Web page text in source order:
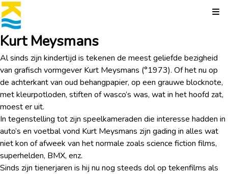
Kurt Meysmans
Al sinds zijn kindertijd is tekenen de meest geliefde bezigheid
van grafisch vormgever Kurt Meysmans (°1973). Of het nu op
de achterkant van oud behangpapier, op een grauwe blocknote,
met kleurpotloden, stiften of wasco’s was, wat in het hoofd zat,
moest er uit.
In tegenstelling tot zijn speelkameraden die interesse hadden in
auto’s en voetbal vond Kurt Meysmans zijn gading in alles wat
niet kon of afweek van het normale zoals science fiction films,
superhelden, BMX, enz.
Sinds zijn tienerjaren is hij nu nog steeds dol op tekenfilms als